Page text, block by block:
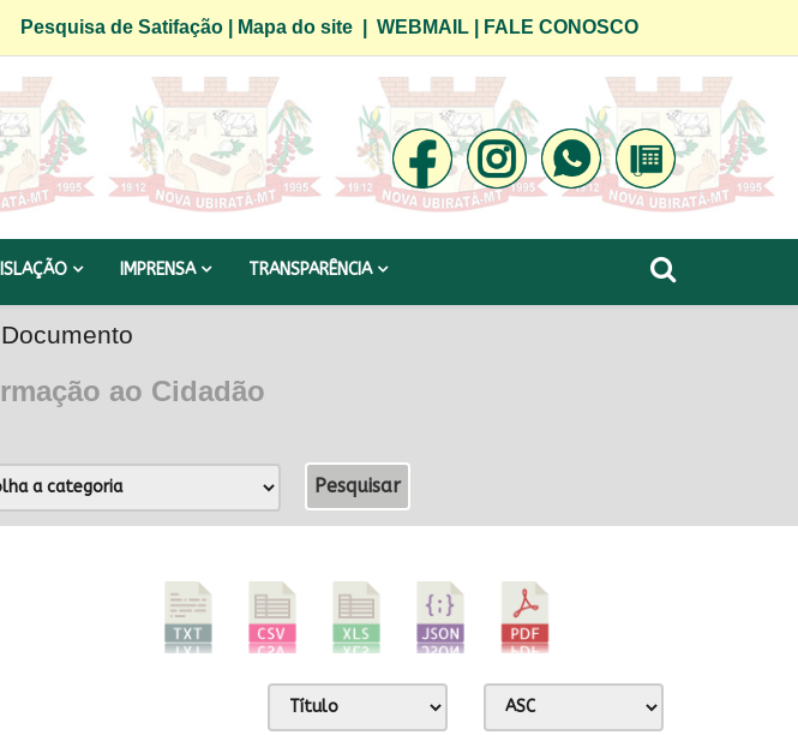
Pesquisa de Satifação| Mapa do site| WEBMAIL| FALE CONOSCO
IMPRENSA TRANSPARÊNCIA
ao Cidadão